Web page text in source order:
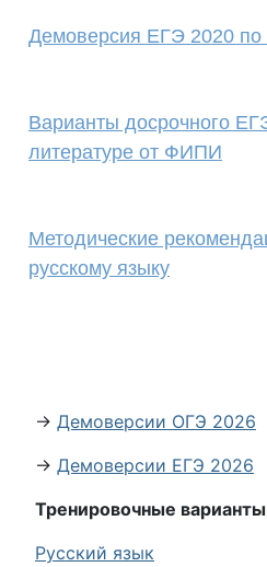
Демоверсия ЕГЭ 2020 по
Варианты досрочного
литературе от ФИПИ
Методические
русскому языку
→ Демоверсии ОГЭ 2026
→ Демоверсии ЕГЭ 2026
Тренировочные
Русский язык